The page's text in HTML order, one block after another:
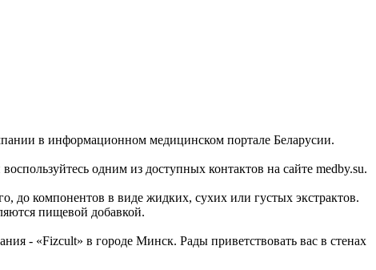
в информационном медицинском портале Беларусии.
одним из доступных контактов на сайте medby.su.
до компонентов в виде жидких, сухих или густых экстрактов.
пищевой добавкой.
- «Fizcult» в городе Минск. Рады приветствовать вас в стенах